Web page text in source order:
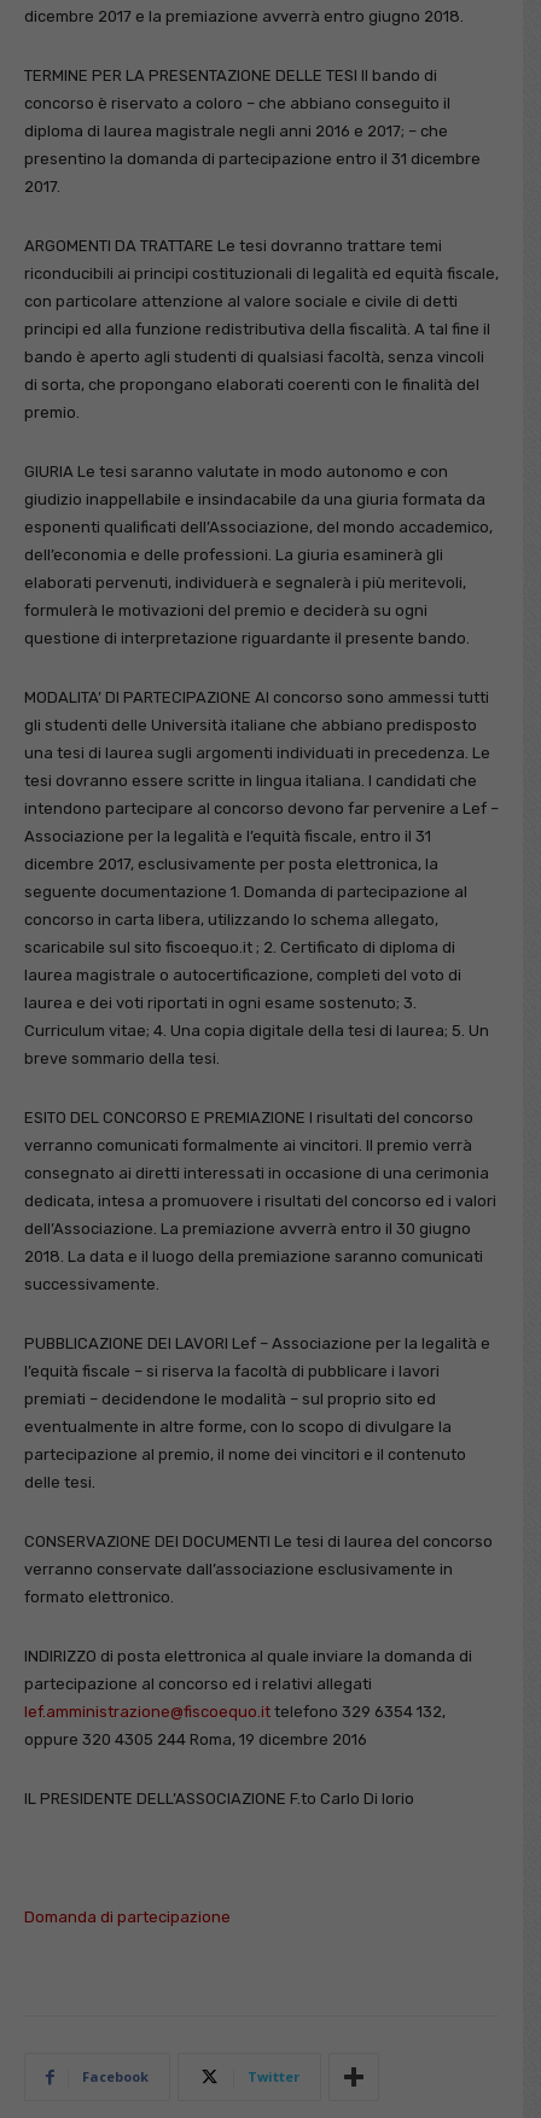
dicembre 2017 e la premiazione avverrà entro giugno 2018.
TERMINE PER LA PRESENTAZIONE DELLE TESI Il bando di
concorso è riservato a coloro – che abbiano conseguito il
diploma di laurea magistrale negli anni 2016 e 2017; – che
presentino la domanda di partecipazione entro il 31 dicembre
2017.
ARGOMENTI DA TRATTARE Le tesi dovranno trattare temi
riconducibili ai principi costituzionali di legalità ed equità fiscale,
con particolare attenzione al valore sociale e civile di detti
principi ed alla funzione redistributiva della fiscalità. A tal fine il
bando è aperto agli studenti di qualsiasi facoltà, senza vincoli
di sorta, che propongano elaborati coerenti con le finalità del
premio.
GIURIA Le tesi saranno valutate in modo autonomo e con
giudizio inappellabile e insindacabile da una giuria formata da
esponenti qualificati dell’Associazione, del mondo accademico,
dell’economia e delle professioni. La giuria esaminerà gli
elaborati pervenuti, individuerà e segnalerà i più meritevoli,
formulerà le motivazioni del premio e deciderà su ogni
questione di interpretazione riguardante il presente bando.
MODALITA’ DI PARTECIPAZIONE Al concorso sono ammessi tutti
gli studenti delle Università italiane che abbiano predisposto
una tesi di laurea sugli argomenti individuati in precedenza. Le
tesi dovranno essere scritte in lingua italiana. I candidati che
intendono partecipare al concorso devono far pervenire a Lef –
Associazione per la legalità e l’equità fiscale, entro il 31
dicembre 2017, esclusivamente per posta elettronica, la
seguente documentazione 1. Domanda di partecipazione al
concorso in carta libera, utilizzando lo schema allegato,
scaricabile sul sito fiscoequo.it ; 2. Certificato di diploma di
laurea magistrale o autocertificazione, completi del voto di
laurea e dei voti riportati in ogni esame sostenuto; 3.
Curriculum vitae; 4. Una copia digitale della tesi di laurea; 5. Un
breve sommario della tesi.
ESITO DEL CONCORSO E PREMIAZIONE I risultati del concorso
verranno comunicati formalmente ai vincitori. Il premio verrà
consegnato ai diretti interessati in occasione di una cerimonia
dedicata, intesa a promuovere i risultati del concorso ed i valori
dell’Associazione. La premiazione avverrà entro il 30 giugno
2018. La data e il luogo della premiazione saranno comunicati
successivamente.
PUBBLICAZIONE DEI LAVORI Lef – Associazione per la legalità e
l’equità fiscale – si riserva la facoltà di pubblicare i lavori
premiati – decidendone le modalità – sul proprio sito ed
eventualmente in altre forme, con lo scopo di divulgare la
partecipazione al premio, il nome dei vincitori e il contenuto
delle tesi.
CONSERVAZIONE DEI DOCUMENTI Le tesi di laurea del concorso
verranno conservate dall’associazione esclusivamente in
formato elettronico.
INDIRIZZO di posta elettronica al quale inviare la domanda di
partecipazione al concorso ed i relativi allegati
lef.amministrazione@fiscoequo.it telefono 329 6354 132,
oppure 320 4305 244 Roma, 19 dicembre 2016
IL PRESIDENTE DELL’ASSOCIAZIONE F.to Carlo Di Iorio
Domanda di partecipazione
Facebook Twitter